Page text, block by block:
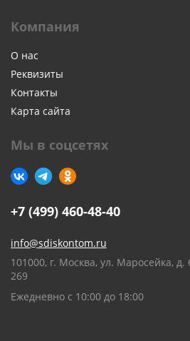
Компания
О нас
Реквизиты
Контакты
Карта сайта
Мы в соцсетях
+7 (499) 460-48-40
info@sdiskontom.ru
101000, г. Москва, ул. Маросейка, д.
269
Ежедневно с 10:00 до 18:00